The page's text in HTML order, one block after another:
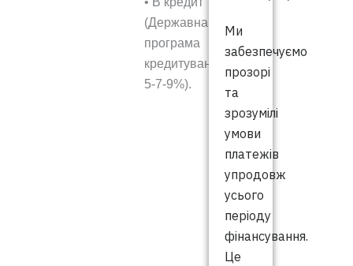
(Державна
програма
кредитування
5-7-9%).
Ми
забезпечуємо
прозорі
та
зрозумілі
умови
платежів
упродовж
усього
періоду
фінансування.
Це